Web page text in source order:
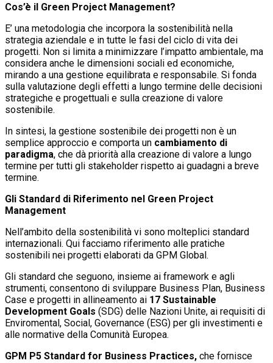
Cos’è il Green Project Management?
E’ una metodologia che incorpora la sostenibilità nella
strategia aziendale e in tutte le fasi del ciclo di vita dei
progetti. Non si limita a minimizzare l’impatto ambientale, ma
considera anche le dimensioni sociali ed economiche,
mirando a una gestione equilibrata e responsabile. Si fonda
sulla valutazione degli effetti a lungo termine delle decisioni
strategiche e progettuali e sulla creazione di valore
sostenibile.
In sintesi, la gestione sostenibile dei progetti non è un
semplice approccio e comporta un cambiamento di
paradigma, che dà priorità alla creazione di valore a lungo
termine per tutti gli stakeholder rispetto ai guadagni a breve
termine.
Gli Standard di Riferimento nel Green Project
Management
Nell’ambito della sostenibilità vi sono molteplici standard
internazionali. Qui facciamo riferimento alle pratiche
sostenibili nei progetti elaborati da GPM Global.
Gli standard che seguono, insieme ai framework e agli
strumenti, consentono di sviluppare Business Plan, Business
Case e progetti in allineamento ai 17 Sustainable
Development Goals (SDG) delle Nazioni Unite, ai requisiti di
Enviromental, Social, Governance (ESG) per gli investimenti e
alle normative della Comunità Europea.
GPM P5 Standard for Business Practices, che fornisce